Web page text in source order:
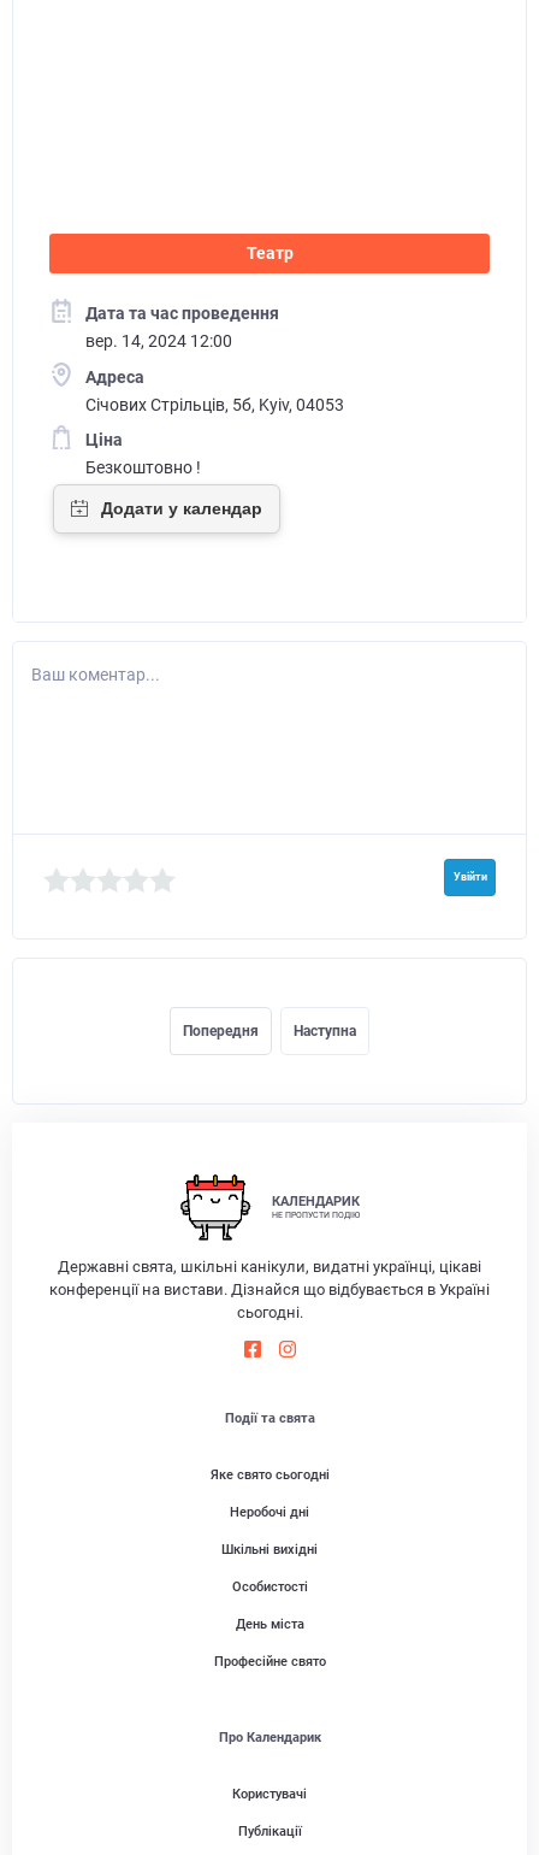
Театр
Дата та час проведення
вер. 14, 2024 12:00
Адреса
Січових Стрільців, 5б, Kyiv, 04053
Ціна
Безкоштовно !
Ваш коментар...
Увійти
Попередня Наступна
КАЛЕНДАРИК
НЕ ПРОПУСТИ ПОДІЮ
Державні свята, шкільні канікули, видатні українці, цікаві
конференції на вистави. Дізнайся що відбувається в Україні
сьогодні.
Події та свята
Яке свято сьогодні
Неробочі дні
Шкільні вихідні
Особистості
День міста
Професійне свято
Про Календарик
Користувачі
Публікації